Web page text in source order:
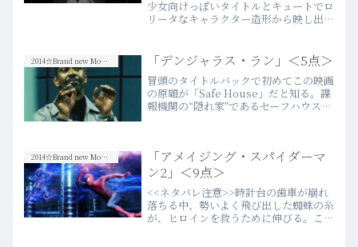
少女向けっぽいタイトルとキュートでロ
リータなキャラクター造形から映し出さ
プ”は、意地悪で、もはや「悪趣味」に
近い。なるほどこりゃオトナ…more
2014☆Brand new Movies 「デンジャラス・ラン」＜5点＞
冒頭のタイトルバックで初めてこの映画
の原題が「Safe House」だと知る。諜
報機関の“隠れ家”であるセーフハウスの
ッシュさと特性…more
2014☆Brand new Movies
「アメイジング・スパイダーマ
ン2」＜9点＞
<<ネタバレ注意>>時計台の歯車が崩れ
落ちる中、勢いよく飛び出した蜘蛛の糸
が、ヒロインを救うために伸びる。こ